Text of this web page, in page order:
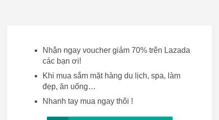
Nhận ngay voucher giảm 70% trên Lazada
các bạn ơi!
Khi mua sắm mặt hàng du lịch, spa, làm
đẹp, ăn uống…
Nhanh tay mua ngay thôi !